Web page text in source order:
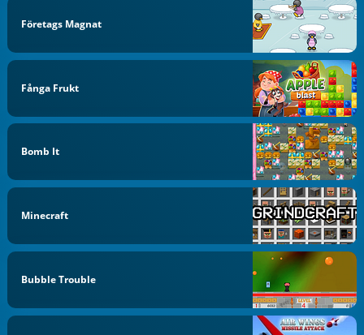
Företags Magnat
Fånga Frukt
Bomb It
Minecraft
Bubble Trouble